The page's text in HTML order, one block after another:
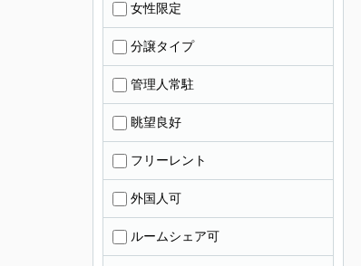
女性限定
分譲タイプ
管理人常駐
眺望良好
フリーレント
外国人可
ルームシェア可